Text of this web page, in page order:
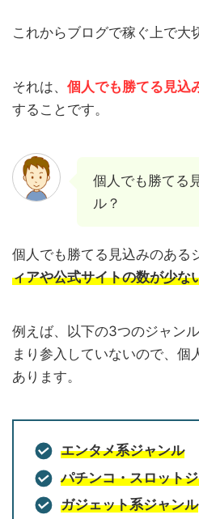
これからブログで稼ぐ上で大
それは、 個人でも勝てる見込
することです。
個人でも勝てる
ル？
個人でも勝てる見込みのある
ィアや公式サイトの数が少な
例えば、以下の3つのジャン
まり参入していないので、個
あります。
エンタメ系ジャンル
パチンコ・スロット
ガジェット系ジャンル